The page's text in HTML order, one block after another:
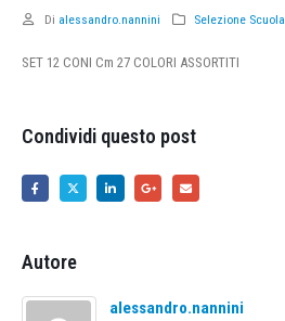
Di alessandro.nannini Selezione Scuola
SET 12 CONI Cm 27 COLORI ASSORTITI
Condividi questo post
Autore
alessandro.nannini